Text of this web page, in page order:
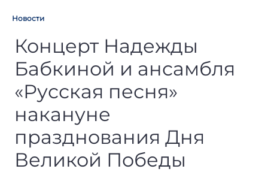
Новости
Концерт Надежды
Концерт Надежды
Бабкиной и ансамбля
«Русская песня»
накануне
празднования Дня
Великой Победы